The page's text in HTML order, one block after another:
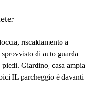
riscaldamento a
di auto guarda
Giardino, casa ampia
IL parcheggio è davanti